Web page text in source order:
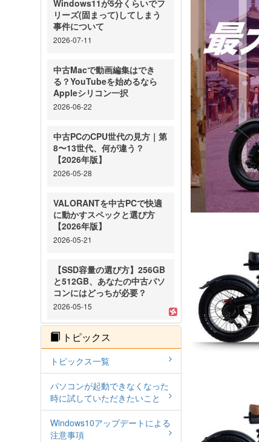
Windows11が5分くらいでフ
リーズ(固まって)してしまう
事件について
2026-07-11
中古Macで動画編集はでき
る？YouTubeを始めるなら
Appleシリコン一択
2026-06-22
中古PCのCPU世代の見方｜第
8〜13世代、何が違う？
【2026年版】
2026-05-28
VALORANTを中古PCで快適
に動かすスペックと選び方
【2026年版】
2026-05-21
【SSD容量の選び方】256GB
と512GB、あなたの中古パソ
コンにはどっちが必要？
2026-05-15
トピックス
トピックス一覧
パソコンが起動できなくなった
時に試していただきたいこと
Windows10アップデートによる
注意事項